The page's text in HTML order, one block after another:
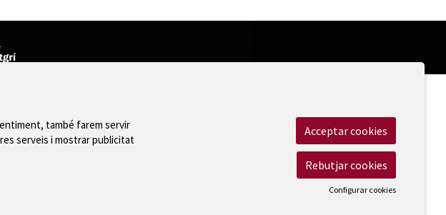
també farem servir
serveis i mostrar publicitat
Acceptar cookies
Rebutjar cookies
Configurar cookies